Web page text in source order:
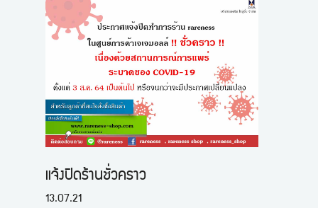
แจ้งปิดร้านชั่วคราว
13.07.21